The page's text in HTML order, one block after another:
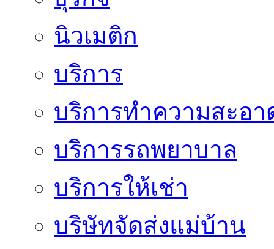
นิวเมติก
บริการ
บริการทำความสะอา
บริการรถพยาบาล
บริการให้เช่า
บริษัทจัดส่งแม่บ้าน